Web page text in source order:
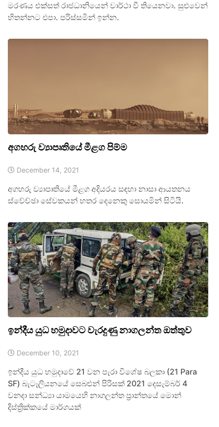
මරණය එක්සත් රාජධානියෙන් වාර්ථා වී තියෙනවා. සුළුවෙන්
හිතන්නට එපා. පරිස්සමින් ඉන්න.
අගහරු ව්‍යාපෘතියේ මීළග පිම්ම
December 14, 2021
අගහරු ව්‍යාපෘතියේ මීළග අදියරය සඳහා නාසා ආයතනය
ස්වේච්ඡා සේවකයන් හතර දෙනෙකු සොයමින් සිටියි.
ඉන්දීය යුධ හමුදාවට වැරදුණු නාගලන්ත ඔත්තුව
December 10, 2021
ඉන්දීය යුධ හමුදාවේ 21 වන පැරා විශේෂ බලකා (21 Para
SF) බැටෑලියනයේ සෙබළුන් පිරිසක් 2021 දෙසැම්බර් 4
වනදා සන්ධ්‍යා යාමයෙහි නාගලන්ත ප්‍රාන්තයේ මොන්
දිස්ත්‍රික්කයේ මාර්ගයක්